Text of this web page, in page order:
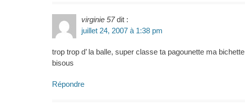
virginie 57 dit :
juillet 24, 2007 à 1:38 pm
trop trop d’ la balle, super classe ta pagounette ma bichette
bisous
Répondre